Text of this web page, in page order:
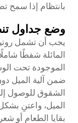
بانتظام إذا سمح
وضع جداول
يجب أن تشمل
المائلة شفطًا
الموجودة تحت
ضمن آلية الميل
الشقوق للوصول
الميل، واعتنِ
بقايا الطعام أو